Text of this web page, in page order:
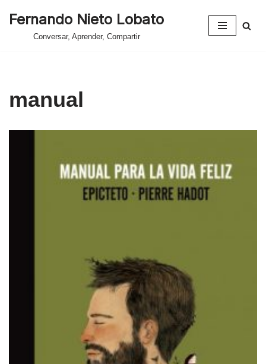
Fernando Nieto Lobato
Conversar, Aprender, Compartir
manual